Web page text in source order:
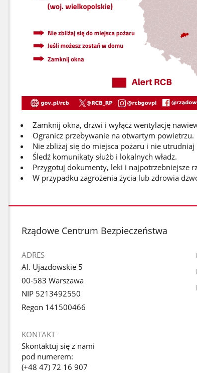
Zamknij okna, drzwi i wyłącz wentylację
Ogranicz przebywanie na otwartym powietrzu.
Nie zbliżaj się do miejsca pożaru i nie utrudniaj
Śledź komunikaty służb i lokalnych władz.
Przygotuj dokumenty, leki i najpotrzebniejsze
W przypadku zagrożenia życia lub zdrowia
stopka
Rządowe Centrum Bezpieczeństwa
ADRES
Al. Ujazdowskie 5
00-583 Warszawa
NIP 5213492550
Regon 141500466
KONTAKT
Skontaktuj się z nami
pod numerem:
(+48 47) 72 16 907